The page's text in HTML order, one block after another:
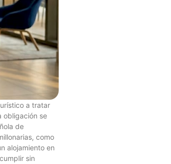
a tratar
obligación se
de
como
alojamiento en
sin